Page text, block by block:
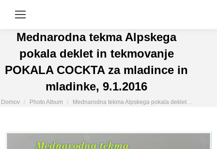
Mednarodna tekma Alpskega
pokala deklet in tekmovanje
POKALA COCKTA za mladince in
mladinke, 9.1.2016
You are here:
Domov Photo Album Mednarodna tekma Alpskega pokala deklet…